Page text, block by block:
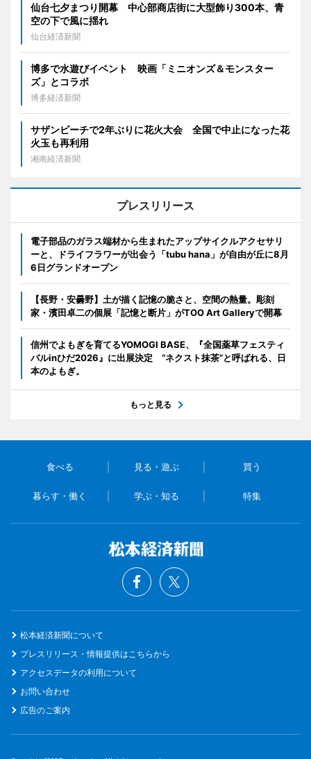
仙台七夕まつり開幕 中心部商店街に大型飾り300本、青
空の下で風に揺れ
仙台経済新聞
博多で水遊びイベント 映画「ミニオンズ＆モンスター
ズ」とコラボ
博多経済新聞
サザンビーチで2年ぶりに花火大会 全国で中止になった花
火玉も再利用
湘南経済新聞
プレスリリース
電子部品のガラス端材から生まれたアップサイクルアクセサリ
ーと、ドライフラワーが出会う「tubu hana」が自由が丘に8月
6日グランドオープン
【長野・安曇野】土が描く記憶の脆さと、空間の熱量。彫刻
家・濱田卓二の個展「記憶と断片」がTOO Art Galleryで開幕
信州でよもぎを育てるYOMOGI BASE、『全国薬草フェスティ
バルinひだ2026』に出展決定 “ネクスト抹茶”と呼ばれる、日
本のよもぎ。
もっと見る
食べる 見る・遊ぶ 買う
暮らす・働く 学ぶ・知る 特集
松本経済新聞について
プレスリリース・情報提供はこちらから
アクセスデータの利用について
お問い合わせ
広告のご案内